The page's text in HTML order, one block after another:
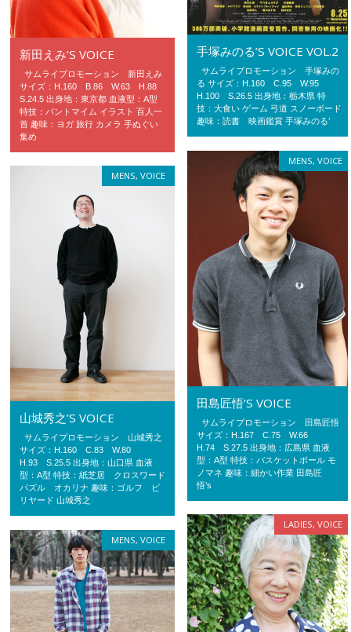
新田えみ’S VOICE
サムライプロモーション 新田えみ
サイズ：H.160 B.86 W.63 H.88
S.24.5 出身地：東京都 血液型：A型
特技：パントマイム イラスト 百人一
首 趣味：ヨガ 旅行 カメラ 手ぬぐい
集め
手塚みのる’S VOICE VOL.2
サムライプロモーション 手塚みの
る サイズ：H.160 C.95 W.95
H.100 S.26.5 出身地：栃木県 特
技：大食い ゲーム 弓道 スノーボード
趣味：読書 映画鑑賞 手塚みのる’
MENS,VOICE
田島匠悟’S VOICE
サムライプロモーション 田島匠悟
サイズ：H.167 C.75 W.66
H.74 S.27.5 出身地：広島県 血液
型：A型 特技：バスケットボール モ
ノマネ 趣味：細かい作業 田島匠
悟’s
MENS,VOICE
山城秀之’S VOICE
サムライプロモーション 山城秀之
サイズ：H.160 C.83 W.80
H.93 S.25.5 出身地：山口県 血液
型：A型 特技：紙芝居 クロスワード
パズル オカリナ 趣味：ゴルフ ビ
リヤード 山城秀之
LADIES,VOICE
MENS,VOICE